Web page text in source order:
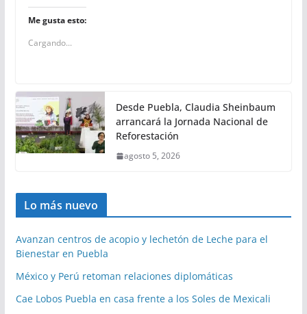
Me gusta esto:
Cargando...
Desde Puebla, Claudia Sheinbaum
arrancará la Jornada Nacional de
Reforestación
agosto 5, 2026
Lo más nuevo
Avanzan centros de acopio y lechetón de Leche para el
Bienestar en Puebla
México y Perú retoman relaciones diplomáticas
Cae Lobos Puebla en casa frente a los Soles de Mexicali